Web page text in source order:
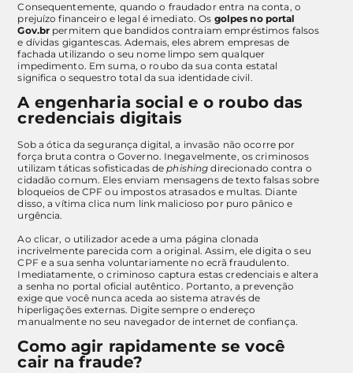
Consequentemente, quando o fraudador entra na conta, o
prejuízo financeiro e legal é imediato. Os golpes no portal
Gov.br permitem que bandidos contraiam empréstimos falsos
e dívidas gigantescas. Ademais, eles abrem empresas de
fachada utilizando o seu nome limpo sem qualquer
impedimento. Em suma, o roubo da sua conta estatal
significa o sequestro total da sua identidade civil.
A engenharia social e o roubo das
credenciais digitais
Sob a ótica da segurança digital, a invasão não ocorre por
força bruta contra o Governo. Inegavelmente, os criminosos
utilizam táticas sofisticadas dephishing direcionado contra o
cidadão comum. Eles enviam mensagens de texto falsas sobre
bloqueios de CPF ou impostos atrasados e multas. Diante
disso, a vítima clica num link malicioso por puro pânico e
urgência.
Ao clicar, o utilizador acede a uma página clonada
incrivelmente parecida com a original. Assim, ele digita o seu
CPF e a sua senha voluntariamente no ecrã fraudulento.
Imediatamente, o criminoso captura estas credenciais e altera
a senha no portal oficial autêntico. Portanto, a prevenção
exige que você nunca aceda ao sistema através de
hiperligações externas. Digite sempre o endereço
manualmente no seu navegador de internet de confiança.
Como agir rapidamente se você
cair na fraude?